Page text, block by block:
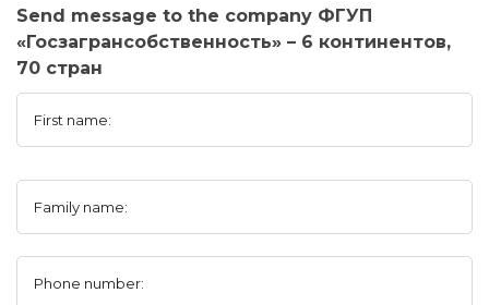
Send message to the company ФГУП
«Госзагрансобственность» – 6 континентов,
70 стран
First name:
Family name:
Phone number: